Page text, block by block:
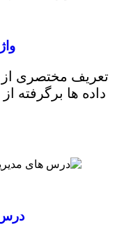
تعریف مختصری از
داده ها برگرفته از